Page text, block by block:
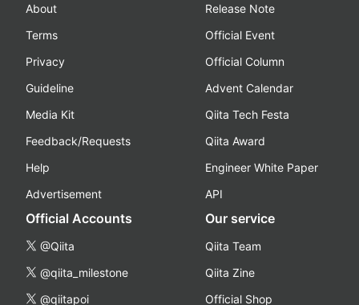
About
Terms
Privacy
Guideline
Media Kit
Feedback/Requests
Help
Advertisement
Release Note
Official Event
Official Column
Advent Calendar
Qiita Tech Festa
Qiita Award
Engineer White Paper
API
Official Accounts
@Qiita
@qiita_milestone
@qiitapoi
Our service
Qiita Team
Qiita Zine
Official Shop